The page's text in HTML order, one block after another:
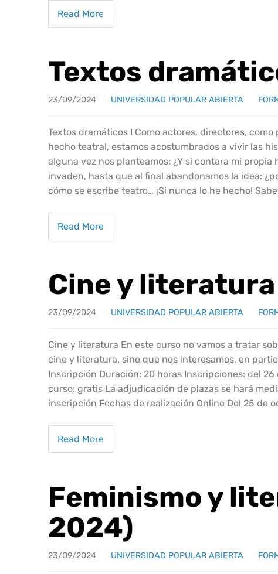
Read More
Textos
23/09/2024 UNIVERSIDAD POPULAR ABIERTA
Textos dramáticos I Como actores, directores,
hecho teatral, estamos acostumbrados a vivir las
alguna vez nos planteamos: ¿Y si contara mi
invaden, hasta que al final abandonamos la idea:
cómo se escribe teatro… ¡Si nunca lo he hecho!
Read More
Cine y literatura
23/09/2024 UNIVERSIDAD POPULAR ABIERTA
Cine y literatura En este curso no vamos a tratar
cine y literatura, sino que nos interesamos, en
Inscripción Duración: 20 horas Inscripciones: del
curso: gratis La adjudicación de plazas se hará
inscripción Fechas de realización Online Del 25 de
Read More
Feminismo y
2024)
23/09/2024 UNIVERSIDAD POPULAR ABIERTA